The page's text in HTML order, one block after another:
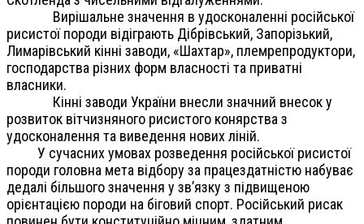
Вирішальне значення в удосконаленні російської
рисистої породи відіграють Дібрівський, Запорізький,
Лимарівський кінні заводи, «Шахтар», племрепродуктори,
господарства різних форм власності та приватні
власники.
Кінні заводи України внесли значний внесок у
розвиток вітчизняного рисистого конярства з
удосконалення та виведення нових ліній.
У сучасних умовах розведення російської рисистої
породи головна мета відбору за працездатністю набуває
дедалі більшого значення у зв’язку з підвищеною
орієнтацією породи на біговий спорт. Російський рисак